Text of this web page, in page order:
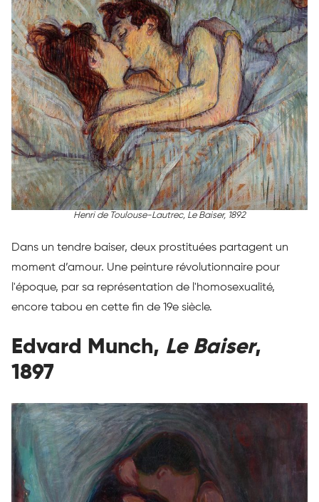
Henri de Toulouse-Lautrec, Le Baiser, 1892
Dans un tendre baiser, deux prostituées partagent un
moment d’amour. Une peinture révolutionnaire pour
l'époque, par sa représentation de l'homosexualité,
encore tabou en cette fin de 19e siècle.
Edvard Munch, Le Baiser,
1897